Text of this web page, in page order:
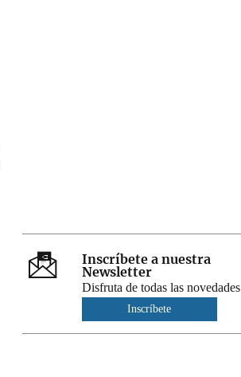
Inscríbete a nuestra
Newsletter
Disfruta de todas las novedades
Inscríbete